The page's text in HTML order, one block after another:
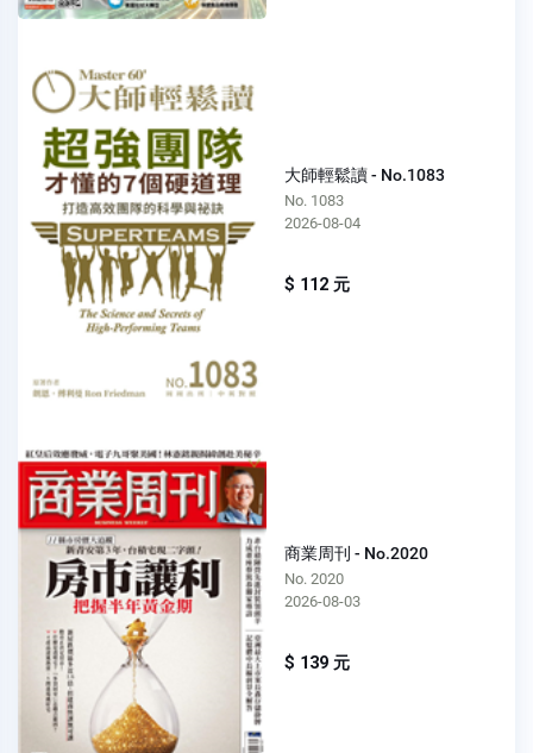
大師輕鬆讀 - No.1083
No. 1083
2026-08-04
$ 112 元
商業周刊 - No.2020
No. 2020
2026-08-03
$ 139 元